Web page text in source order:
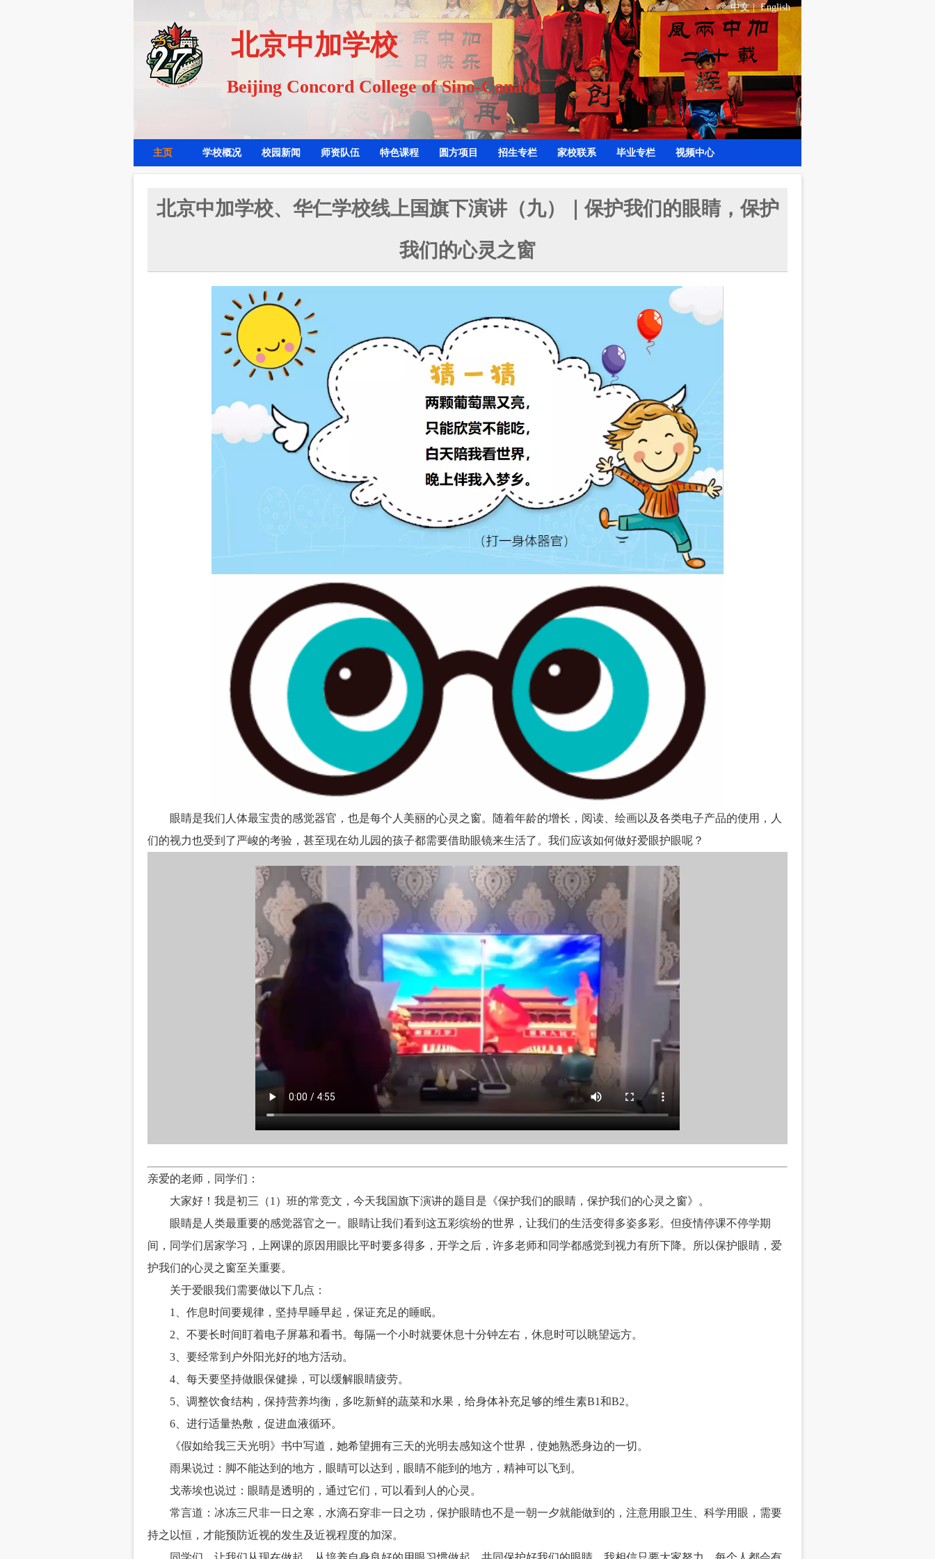
北京中加学校
Beijing Concord College of Sino-Canada
中文 | English
主页 学校概况 校园新闻 师资队伍 特色课程 圆方项目 招生专栏 家校联系 毕业专栏 视频中心
北京中加学校、华仁学校线上国旗下演讲（九）｜保护我们的眼睛，保护
我们的心灵之窗
眼睛是我们人体最宝贵的感觉器官，也是每个人美丽的心灵之窗。随着年龄的增长，阅读、绘画以及各类电子产品的使用，人
们的视力也受到了严峻的考验，甚至现在幼儿园的孩子都需要借助眼镜来生活了。我们应该如何做好爱眼护眼呢？
亲爱的老师，同学们：
大家好！我是初三（1）班的常竞文，今天我国旗下演讲的题目是《保护我们的眼睛，保护我们的心灵之窗》。
眼睛是人类最重要的感觉器官之一。眼睛让我们看到这五彩缤纷的世界，让我们的生活变得多姿多彩。但疫情停课不停学期
间，同学们居家学习，上网课的原因用眼比平时要多得多，开学之后，许多老师和同学都感觉到视力有所下降。所以保护眼睛，爱
护我们的心灵之窗至关重要。
关于爱眼我们需要做以下几点：
1、作息时间要规律，坚持早睡早起，保证充足的睡眠。
2、不要长时间盯着电子屏幕和看书。每隔一个小时就要休息十分钟左右，休息时可以眺望远方。
3、要经常到户外阳光好的地方活动。
4、每天要坚持做眼保健操，可以缓解眼睛疲劳。
5、调整饮食结构，保持营养均衡，多吃新鲜的蔬菜和水果，给身体补充足够的维生素B1和B2。
6、进行适量热敷，促进血液循环。
《假如给我三天光明》书中写道，她希望拥有三天的光明去感知这个世界，使她熟悉身边的一切。
雨果说过：脚不能达到的地方，眼睛可以达到，眼睛不能到的地方，精神可以飞到。
戈蒂埃也说过：眼睛是透明的，通过它们，可以看到人的心灵。
常言道：冰冻三尺非一日之寒，水滴石穿非一日之功，保护眼睛也不是一朝一夕就能做到的，注意用眼卫生、科学用眼，需要
持之以恒，才能预防近视的发生及近视程度的加深。